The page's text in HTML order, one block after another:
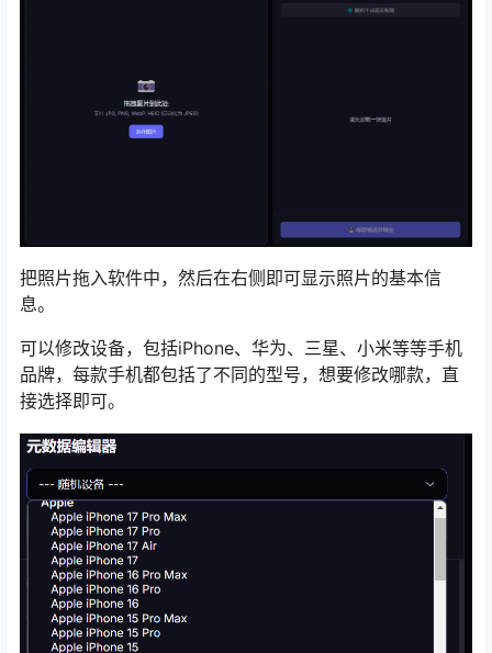
把照片拖入软件中，然后在右侧即可显示照片的基本信
息。
可以修改设备，包括iPhone、华为、三星、小米等等手机
品牌，每款手机都包括了不同的型号，想要修改哪款，直
接选择即可。